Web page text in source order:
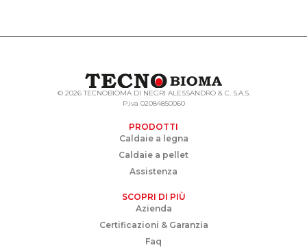
© 2026 TECNOBIOMA DI NEGRI ALESSANDRO & C. S.A.S.
P.iva 02084850060
PRODOTTI
Caldaie a legna
Caldaie a pellet
Assistenza
SCOPRI DI PIÙ
Azienda
Certificazioni & Garanzia
Faq